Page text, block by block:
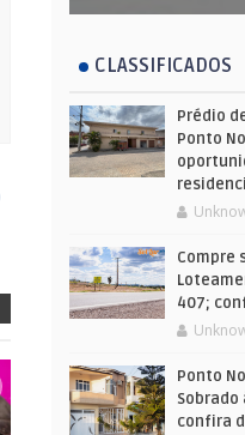
CLASSIFICADOS
Prédio
Ponto
Compre
407;
Ponto
confira